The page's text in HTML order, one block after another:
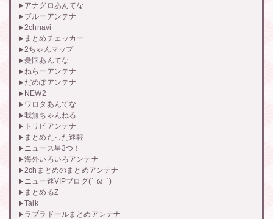
アナグロあんてな
ブルーアンテナ
2chnavi
まとめチェッカー
2ちゃんマップ
憂国あんてな
ねらーアンテナ
だめぽアンテナ
NEW2
ワロタあんてな
我無ちゃんねる
トリビアンテナ
まとめたった速報
ニュース星3つ！
海外いろいろアンテナ
2chまとめのまとめアンテナ
ニュー速VIPブログ(`･ω･´)
まとめるZ
Talk
ラブラドールまとめアンテナ